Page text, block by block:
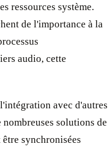
ressources système.
de l'importance à la
audio, cette
avec d'autres
solutions de
synchronisées